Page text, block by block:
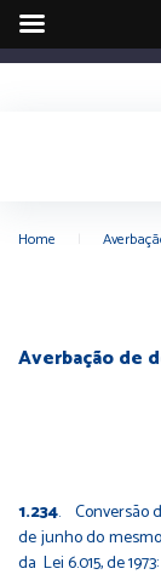
Home
Averbação de
1.234. Conversão
de junho do
da Lei 6.015, de 1973: